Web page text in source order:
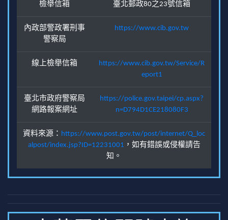
檢舉信箱 臺北郵政80之23號信箱
內政部警政署刑事
警察局
https://www.cib.gov.tw
線上檢舉信箱
https://www.cib.gov.tw/Service/R
eport1
臺北市政府警察局
網路報案網址
https://police.gov.taipei/cp.aspx?
n=D794D1CE218080F3
資料來源： https://www.post.gov.tw/post/internet/Q_loc
alpost/index.jsp?ID=12231001 ，如有錯誤或侵權請告
知。